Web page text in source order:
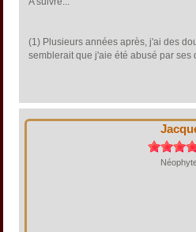
(1) Plusieurs années après, j'ai des
semblerait que j'aie été abusé par